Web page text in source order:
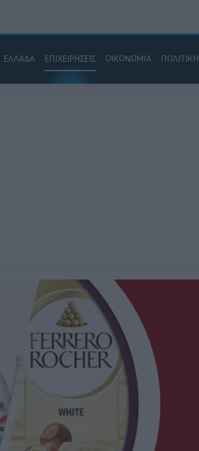
ΕΛΛΑΔΑ ΕΠΙΧΕΙΡΗΣΕΙΣ ΟΙΚΟΝΟΜΙΑ ΠΟΛΙΤΙΚΗ